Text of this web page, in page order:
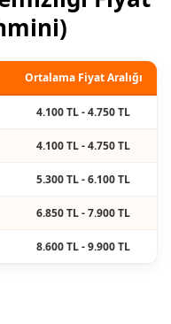
Ortalama Fiyat Aralığı
4.100 TL - 4.750 TL
4.100 TL - 4.750 TL
5.300 TL - 6.100 TL
6.850 TL - 7.900 TL
8.600 TL - 9.900 TL